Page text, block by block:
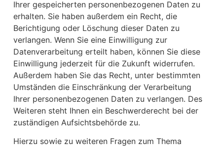
Ihrer gespeicherten personenbezogenen Daten zu
erhalten. Sie haben außerdem ein Recht, die
Berichtigung oder Löschung dieser Daten zu
verlangen. Wenn Sie eine Einwilligung zur
Datenverarbeitung erteilt haben, können Sie diese
Einwilligung jederzeit für die Zukunft widerrufen.
Außerdem haben Sie das Recht, unter bestimmten
Umständen die Einschränkung der Verarbeitung
Ihrer personenbezogenen Daten zu verlangen. Des
Weiteren steht Ihnen ein Beschwerderecht bei der
zuständigen Aufsichtsbehörde zu.
Hierzu sowie zu weiteren Fragen zum Thema